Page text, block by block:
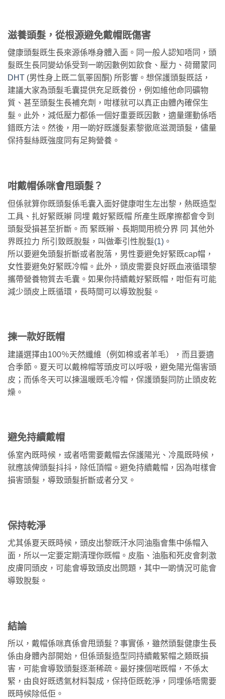
滋養頭髮，從根源避免戴帽既傷害
健康頭髮既生長來源係喺身體入面。同一般人認知唔同，頭
髮既生長同變幼係受到一啲因數例如飲食、壓力、荷爾蒙同
DHT (男性身上既二氫睪固酮) 所影響。想保護頭髮既話，
建議大家為頭髮毛囊提供充足既養份，例如維他命同礦物
質、甚至頭髮生長補充劑，咁樣就可以真正由體內確保生
髮。此外，減低壓力都係一個好重要既因數，適量運動係唔
錯既方法。然後，用一啲好既護髮素黎徹底滋潤頭髮，儘量
保持髮絲既強度同有足夠營養。
咁戴帽係咪會甩頭髮？
但係就算你既頭髮係毛囊入面好健康咁生左出黎，熱既造型
工具、扎好緊既辮 同埋 戴好緊既帽 所產生既摩擦都會令到
頭髮受損甚至折斷。而 緊既辮、長期間用梳分界 同 其他外
界既拉力 所引致既脫髮，叫做牽引性脫髮(1) 。
所以要避免頭髮折斷或者脫落，男性要避免好緊既cap帽，
女性要避免好緊既冷帽。此外，頭皮需要良好既血液循環黎
攜帶營養物質去毛囊。如果你持續戴好緊既帽，咁佢有可能
減少頭皮上既循環，長時間可以導致脫髮。
揀一款好既帽
建議選擇由100％天然纖維（例如棉或者羊毛），而且要適
合季節。夏天可以戴棉帽等頭皮可以呼吸，避免陽光傷害頭
皮；而係冬天可以揀溫暖既毛冷帽，保護頭髮同防止頭皮乾
燥。
避免持續戴帽
係室內既時候，或者唔需要戴帽去保護陽光、冷風既時候，
就應該俾頭髮抖抖，除低頂帽。避免持續戴帽，因為咁樣會
損害頭髮，導致頭髮折斷或者分叉。
保持乾淨
尤其係夏天既時候，頭皮出黎既汗水同油脂會集中係帽入
面，所以一定要定期清理你既帽。皮脂、油脂和死皮會刺激
皮膚同頭皮，可能會導致頭皮出問題，其中一啲情況可能會
導致脫髮。
結論
所以，戴帽係咪真係會甩頭髮？事實係，雖然頭髮健康生長
係由身體內部開始，但係頭髮造型同持續戴緊帽之類既損
害，可能會導致頭髮逐漸稀疏。最好㨂個啱既帽，不係太
緊，由良好既透氣材料製成，保持佢既乾淨，同埋係唔需要
既時候除低佢。